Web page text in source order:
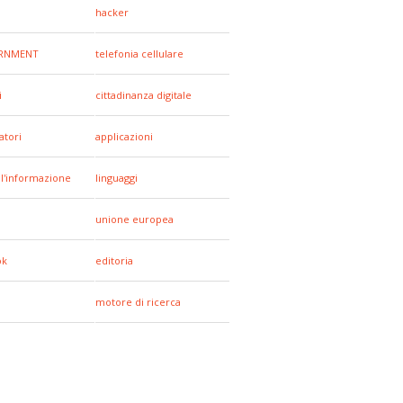
hacker
telefonia cellulare
cittadinanza digitale
applicazioni
linguaggi
unione europea
editoria
motore di ricerca